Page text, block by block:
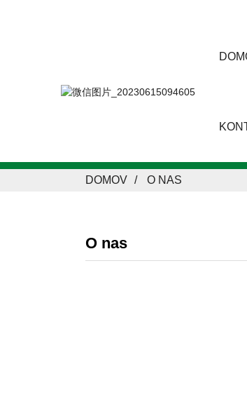
DOMOV O NAS
O nas